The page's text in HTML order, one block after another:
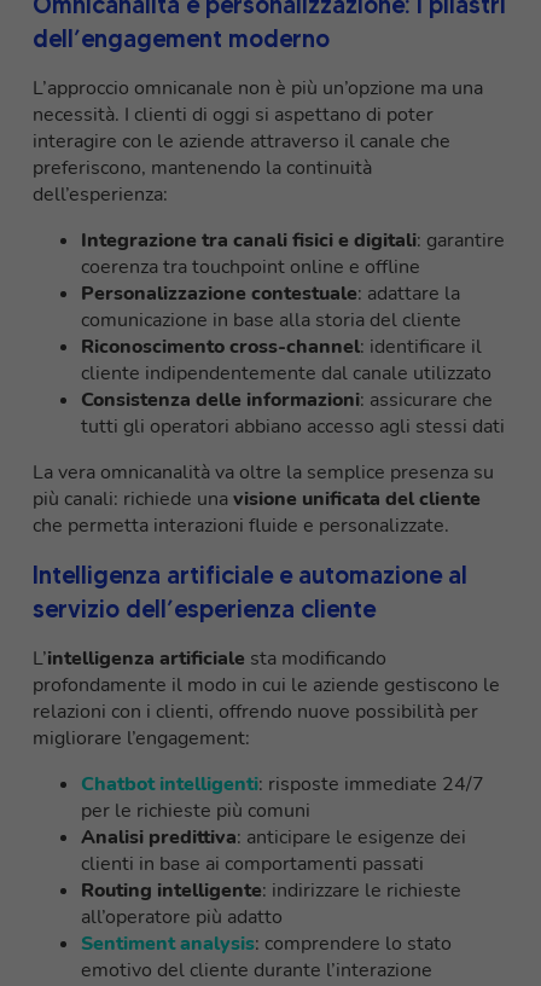
dell’engagement moderno
L’approccio omnicanale non è più un’opzione ma una
necessità. I clienti di oggi si aspettano di poter
interagire con le aziende attraverso il canale che
preferiscono, mantenendo la continuità
dell’esperienza:
Integrazione tra canali fisici e digitali: garantire
coerenza tra touchpoint online e offline
Personalizzazione contestuale: adattare la
comunicazione in base alla storia del cliente
Riconoscimento cross-channel: identificare il
cliente indipendentemente dal canale utilizzato
Consistenza delle informazioni: assicurare che
tutti gli operatori abbiano accesso agli stessi dati
La vera omnicanalità va oltre la semplice presenza su
più canali: richiede unavisione unificata del cliente
che permetta interazioni fluide e personalizzate.
Intelligenza artificiale e automazione al
servizio dell’esperienza cliente
L’intelligenza artificiale sta modificando
profondamente il modo in cui le aziende gestiscono le
relazioni con i clienti, offrendo nuove possibilità per
migliorare l’engagement:
Chatbot intelligenti: risposte immediate 24/7
per le richieste più comuni
Analisi predittiva: anticipare le esigenze dei
clienti in base ai comportamenti passati
Routing intelligente: indirizzare le richieste
all’operatore più adatto
Sentiment analysis: comprendere lo stato
emotivo del cliente durante l’interazione